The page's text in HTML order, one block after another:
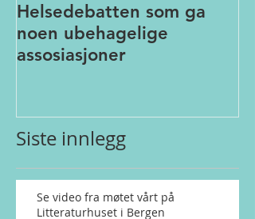
Helsedebatten som ga
noen ubehagelige
assosiasjoner
Siste innlegg
Se video fra møtet vårt på
Litteraturhuset i Bergen